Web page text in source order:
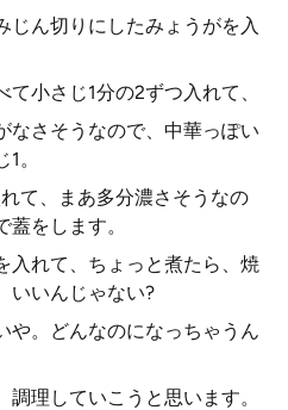
じん切りにしたみょうがを入
小さじ1分の2ずつ入れて、
なさそうなので、中華っぽい
。
て、まあ多分濃さそうなの
をします。
入れて、ちょっと煮たら、焼
いいんじゃない?
や。どんなのになっちゃうん
理していこうと思います。